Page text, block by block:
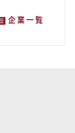
企業一覧